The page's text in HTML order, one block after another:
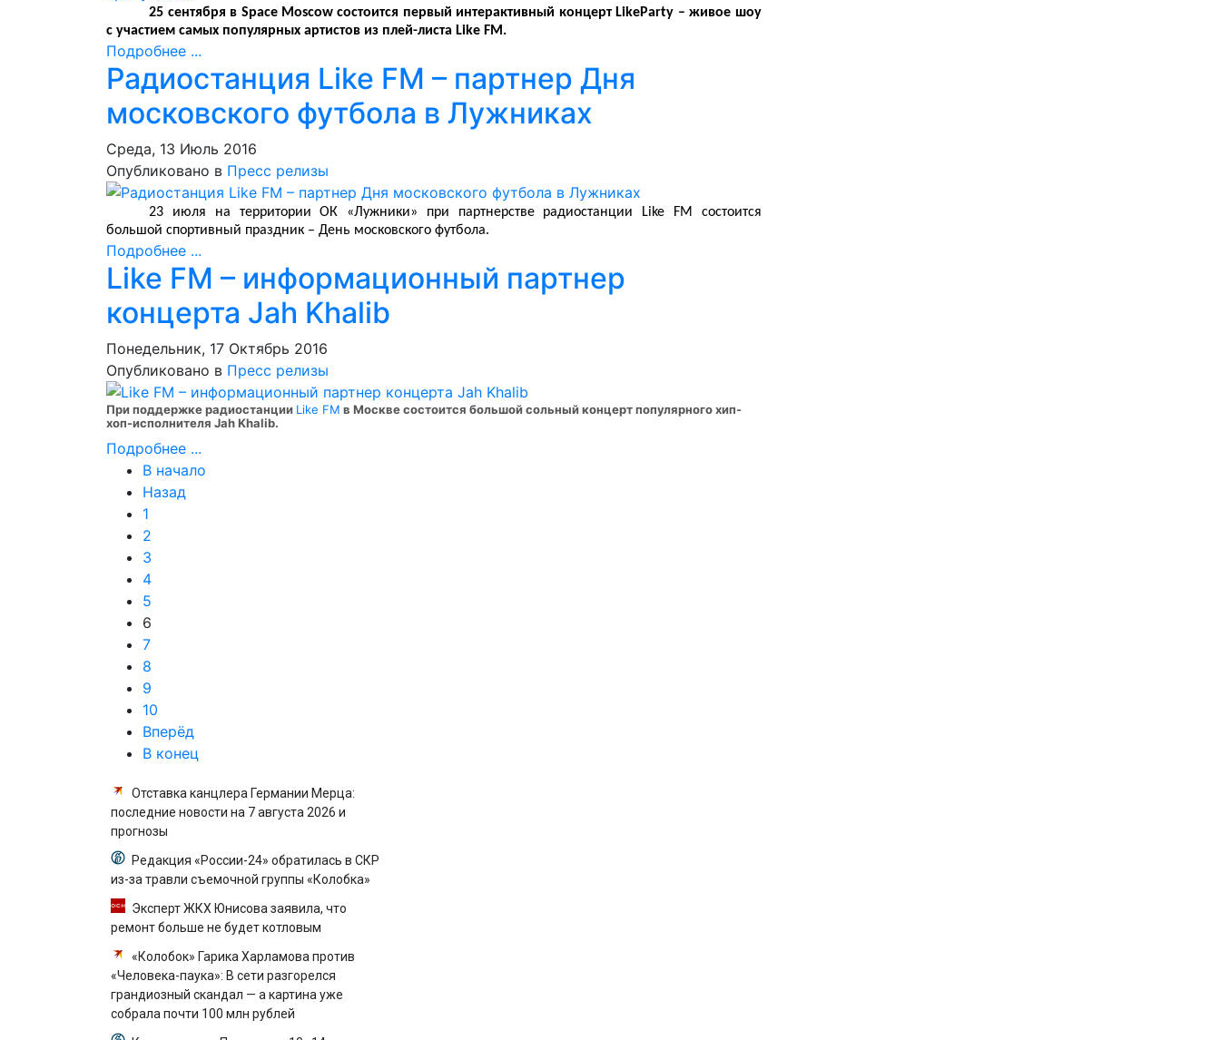
25 сентября в Space Moscow состоится первый интерактивный концерт LikeParty – живое шоу
с участием самых популярных артистов из плей-листа Like FM.
Подробнее ...
Радиостанция Like FM – партнер Дня
московского футбола в Лужниках
Среда, 13 Июль 2016
Опубликовано в Пресс релизы
23 июля на территории ОК «Лужники» при партнерстве радиостанции Like FM состоится
большой спортивный праздник – День московского футбола.
Подробнее ...
Like FM – информационный партнер
концерта Jah Khalib
Понедельник, 17 Октябрь 2016
Опубликовано в Пресс релизы
При поддержке радиостанции Like FM в Москве состоится большой сольный концерт популярного хип-
хоп-исполнителя Jah Khalib.
Подробнее ...
В начало
Назад
1
2
3
4
5
6
7
8
9
10
Вперёд
В конец
Отставка канцлера Германии Мерца:
последние новости на 7 августа 2026 и
прогнозы
Редакция «России-24» обратилась в СКР
из-за травли съемочной группы «Колобка»
Эксперт ЖКХ Юнисова заявила, что
ремонт больше не будет котловым
«Колобок» Гарика Харламова против
«Человека-паука»: В сети разгорелся
грандиозный скандал — а картина уже
собрала почти 100 млн рублей